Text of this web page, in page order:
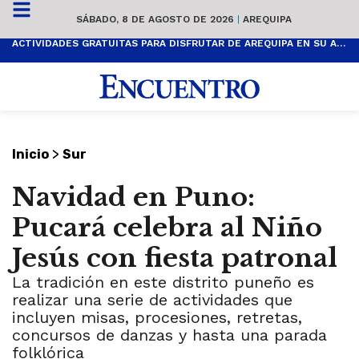
SÁBADO, 8 DE AGOSTO DE 2026 | AREQUIPA
ACTIVIDADES GRATUITAS PARA DISFRUTAR DE AREQUIPA EN SU ANIVERSARIO
Inicio > Sur
Navidad en Puno:
Pucará celebra al Niño
Jesús con fiesta patronal
La tradición en este distrito puneño es
realizar una serie de actividades que
incluyen misas, procesiones, retretas,
concursos de danzas y hasta una parada
folklórica